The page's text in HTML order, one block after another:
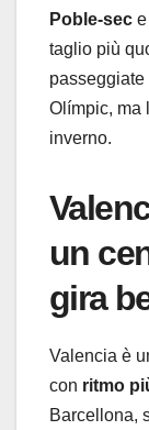
Poble-sec e
taglio più
Olímpic, ma
inverno.
un
gira
Valencia è
con ritmo
Barcellona,